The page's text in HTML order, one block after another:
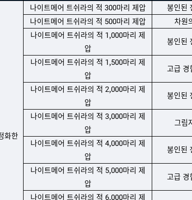
화한
나이트메어 트쉬라의 적 300마리 제압
봉인된
나이트메어 트쉬라의 적 500마리 제압
차원
나이트메어 트쉬라의 적 1,000마리 제
압
봉인된
나이트메어 트쉬라의 적 1,500마리 제
압
고급 경
나이트메어 트쉬라의 적 2,000마리 제
압
봉인된
나이트메어 트쉬라의 적 3,000마리 제
압
그림
나이트메어 트쉬라의 적 4,000마리 제
압
봉인된
나이트메어 트쉬라의 적 5,000마리 제
압
고급 경
나이트메어 트쉬라의 적 6,000마리 제